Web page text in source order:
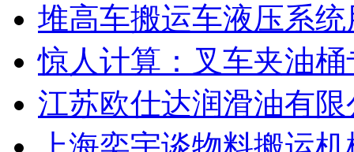
堆高车搬运车液压系
惊人计算：叉车夹油
江苏欧仕达润滑油有